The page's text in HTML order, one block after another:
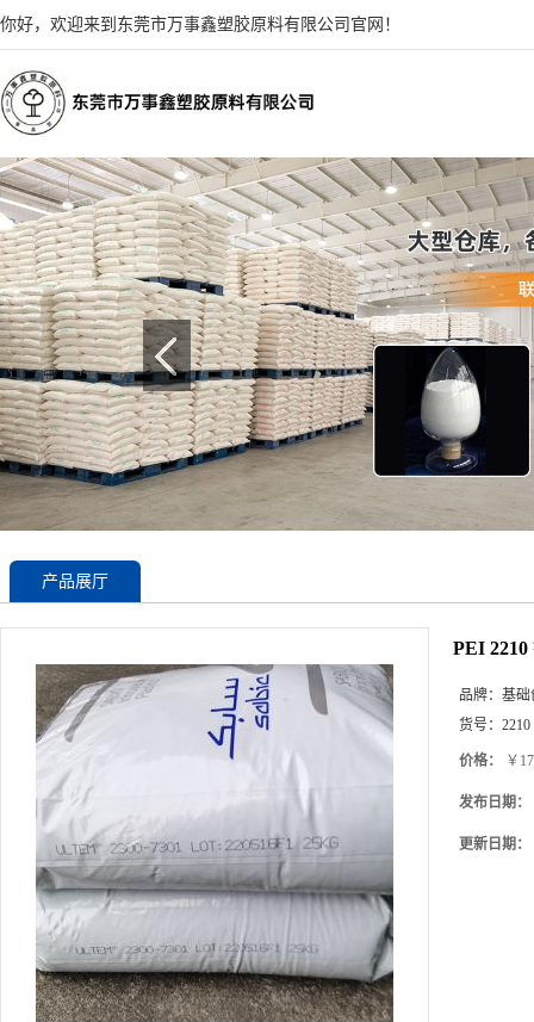
你好，欢迎来到东莞市万事鑫塑胶原料有限公司官网！
产品展厅
PEI
品牌： 基础
货号： 2210
价格： ￥
发布日期：
更新日期：